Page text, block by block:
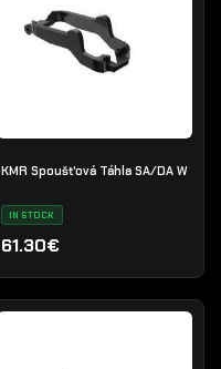
KMR Spoušťová Táhla SA/DA W
IN STOCK
61.30€